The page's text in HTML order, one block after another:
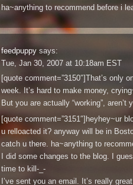
ha~anything to recommend before i
feedpuppy says:
Tue, Jan 30, 2007 at 10:18am EST
[quote comment=”3150″]That’s only
week. It’s hard to make money,
But you are actually “working”,
[quote comment=”3151″]heyhey~ur
u relloacted it? anyway will be in
catch u there. ha~anything to
I did some changes to the blog. I
time to kill-_-
I’ve sent you an email. It’s really